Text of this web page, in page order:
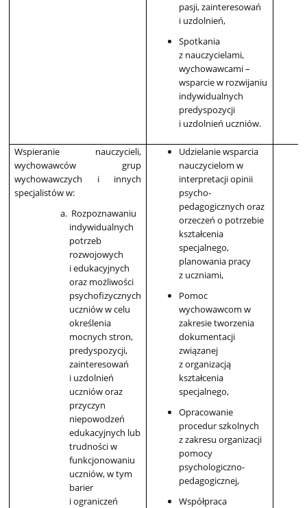
pasji, zainteresowań
i uzdolnień,
Spotkania
z nauczycielami,
wychowawcami –
wsparcie w rozwijaniu
indywidualnych
predyspozycji
i uzdolnień uczniów.
Wspieranie nauczycieli,
wychowawców grup
wychowawczych i innych
specjalistów w:
Rozpoznawaniu
indywidualnych
potrzeb
rozwojowych
i edukacyjnych
oraz możliwości
psychofizycznych
uczniów w celu
określenia
mocnych stron,
predyspozycji,
zainteresowań
i uzdolnień
uczniów oraz
przyczyn
niepowodzeń
edukacyjnych lub
trudności w
funkcjonowaniu
uczniów, w tym
barier
i ograniczeń
Udzielanie wsparcia
nauczycielom w
interpretacji opinii
psycho-
pedagogicznych oraz
orzeczeń o potrzebie
kształcenia
specjalnego,
planowania pracy
z uczniami,
Pomoc
wychowawcom w
zakresie tworzenia
dokumentacji
związanej
z organizacją
kształcenia
specjalnego,
Opracowanie
procedur szkolnych
z zakresu organizacji
pomocy
psychologiczno-
pedagogicznej,
Współpraca